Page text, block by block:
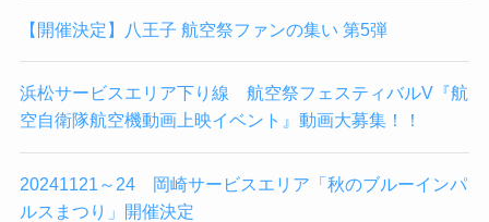
【開催決定】八王子 航空祭ファンの集い 第5弾
浜松サービスエリア下り線 航空祭フェスティバルV『航
空自衛隊航空機動画上映イベント』動画大募集！！
20241121～24 岡崎サービスエリア「秋のブルーインパ
ルスまつり」開催決定